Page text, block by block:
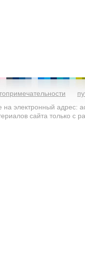
на электронный адрес:
сайта только с